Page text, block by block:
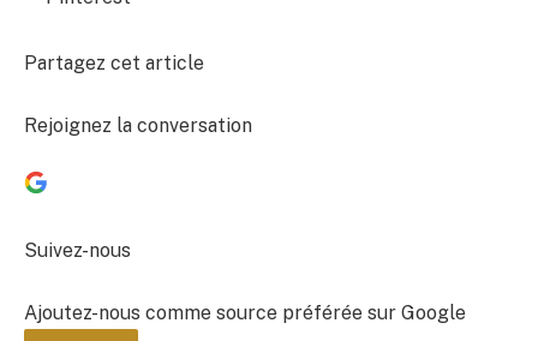
Partagez cet article
Rejoignez la conversation
Suivez-nous
Ajoutez-nous comme source préférée sur Google